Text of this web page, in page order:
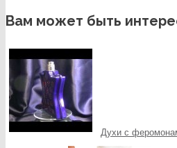
Вам может быть
Духи с